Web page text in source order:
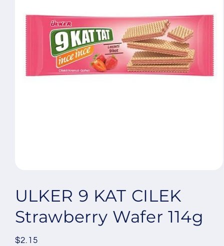
modal
ULKER 9 KAT CILEK
Strawberry Wafer 114g
Regular
$2.15